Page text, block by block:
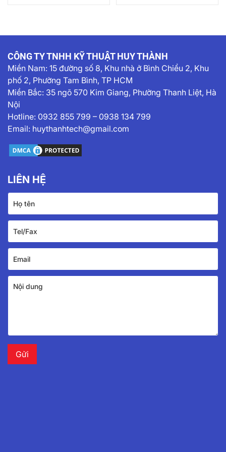
CÔNG TY TNHH KỸ THUẬT HUY THÀNH
Miền Nam: 15 đường số 8, Khu nhà ở Bình Chiểu 2, Khu
phố 2, Phường Tam Bình, TP HCM
Miền Bắc: 35 ngõ 570 Kim Giang, Phường Thanh Liệt, Hà
Nội
Hotline: 0932 855 799 – 0938 134 799
Email: huythanhtech@gmail.com
LIÊN HỆ